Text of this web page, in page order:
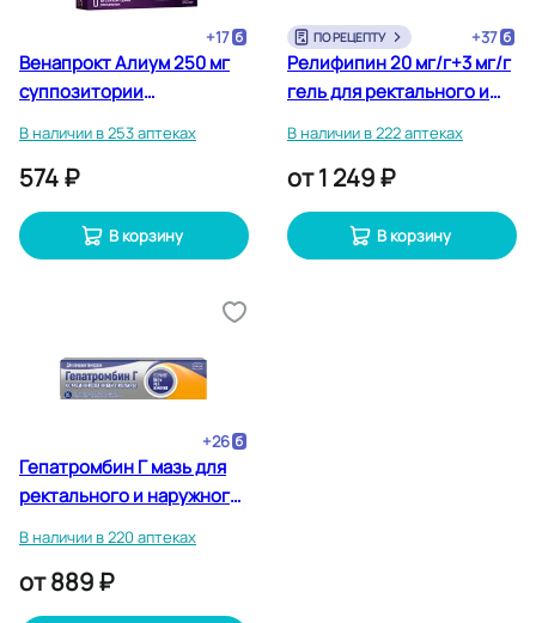
+17
Венапрокт Алиум 250 мг
суппозитории
В наличии в 253 аптеках
574 ₽
В корзину
ПО РЕЦЕПТУ +37
Релифипин 20 мг/г+3 мг/г
гель для ректального и
г
В наличии в 222 аптеках
от1 249 ₽
В корзину
+26
Гепатромбин Г мазь для
ректального и наружного
В наличии в 220 аптеках
от889 ₽